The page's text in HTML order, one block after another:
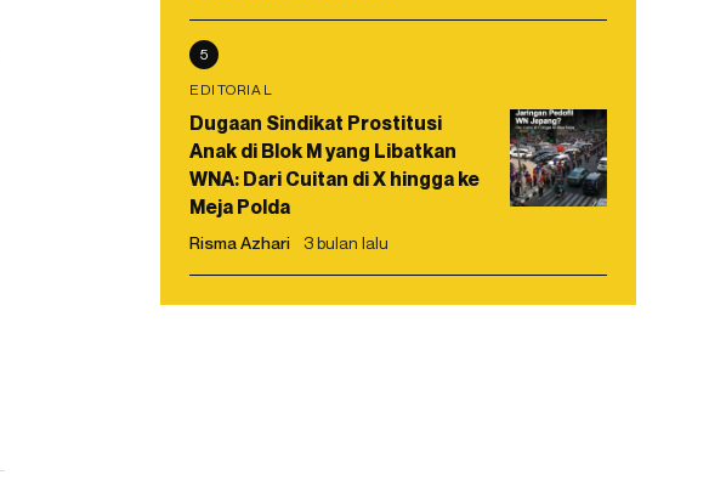
5
EDITORIAL
Dugaan Sindikat Prostitusi
Anak di Blok M yang Libatkan
WNA: Dari Cuitan di X hingga ke
Meja Polda
Risma Azhari 3 bulan lalu